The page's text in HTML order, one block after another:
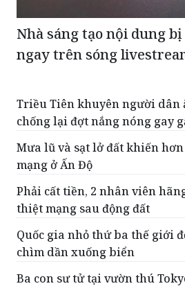
ngay trên sóng
Triều Tiên khuyên người dân
Mưa lũ và sạt lở đất khiến hơn
mạng ở Ấn Độ
Phải cất tiền, 2 nhân viên
thiệt mạng sau động đất
Quốc gia nhỏ thứ ba thế giới
chìm dần xuống biển
Ba con sư tử tại vườn thú
sốc nhiệt